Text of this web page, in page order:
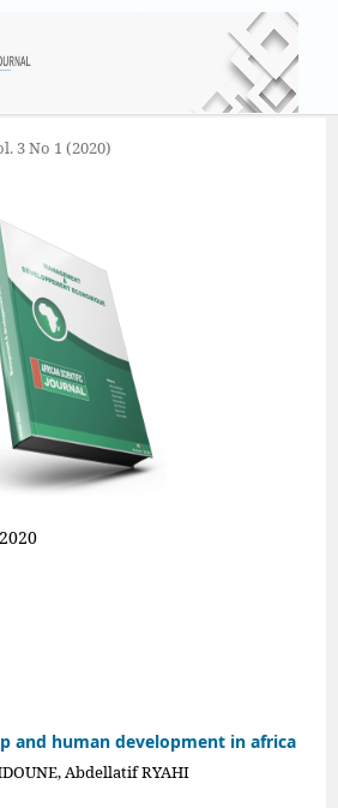
3 No 1 (2020)
and human development in africa
Abdellatif RYAHI